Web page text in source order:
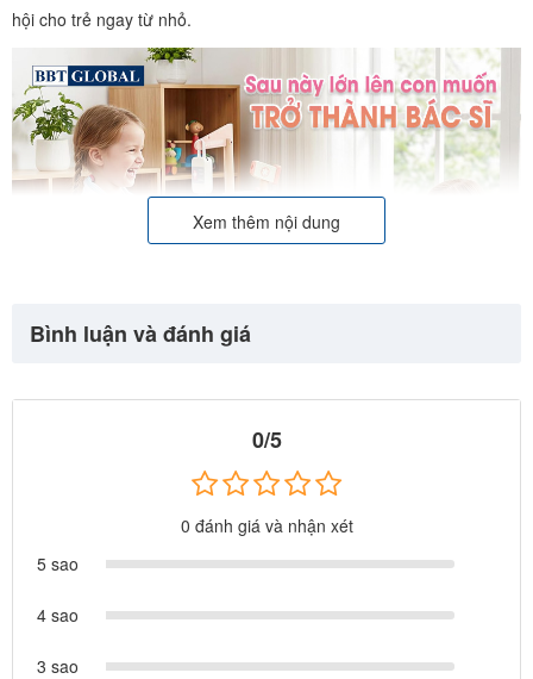
hội cho trẻ ngay từ nhỏ.
các dụng cụ y tế quen thuộc như: ống nghe, kim tiêm, nhiệt kế,
Xem thêm nội dung
Bình luận và đánh giá
0/5
0 đánh giá và nhận xét
5 sao
4 sao
3 sao